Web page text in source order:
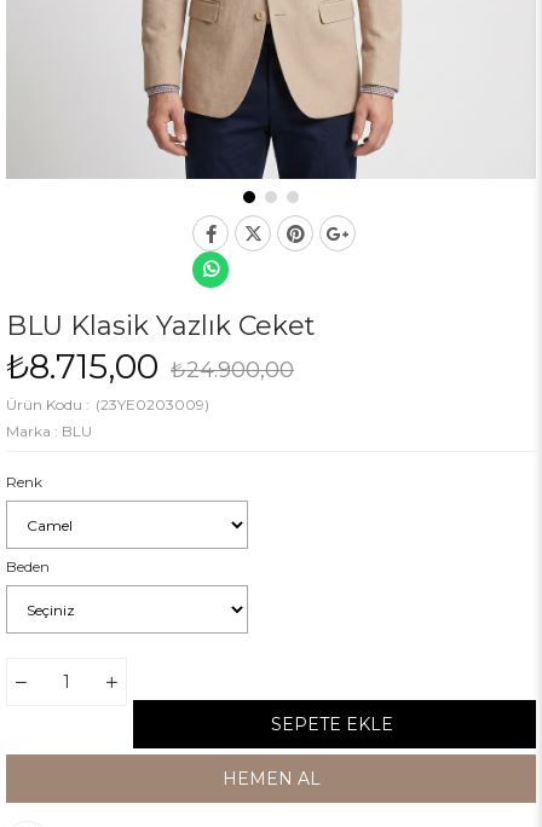
BLU Klasik Yazlık Ceket
₺24.900,00
₺8.715,00
(23YE0203009)
Marka : BLU
Renk
Beden